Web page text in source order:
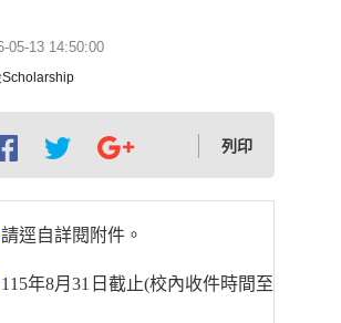
05-13 14:50:00
列印
請逕自詳閱附件。
115年8月31日截止(校內收件時間至